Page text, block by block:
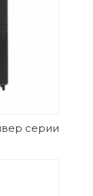
серии